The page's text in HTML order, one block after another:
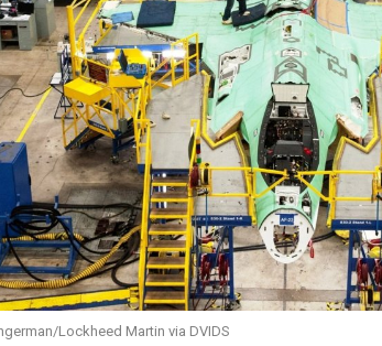
Lockheed Martin via DVIDS